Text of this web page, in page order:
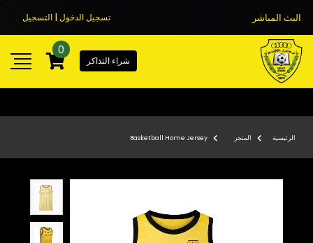
البث المباشر تسجيل الدخول | التسجيل
شراء التذاكر
0
الرئيسية المتجر Basketball Home Jersey